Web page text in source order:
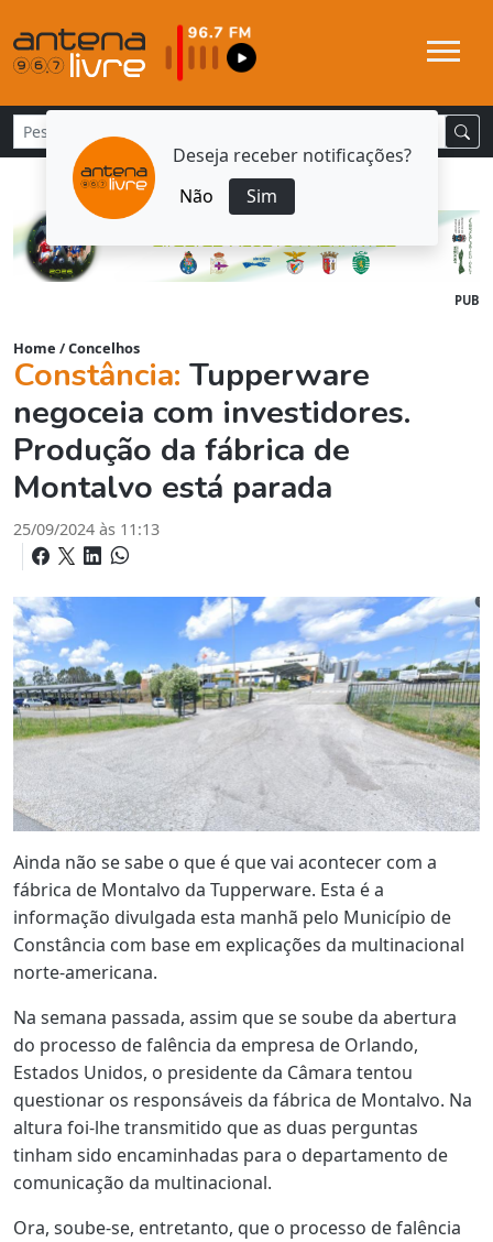
Deseja receber notificações?
Não
Sim
PUB
Home /Concelhos
Constância: Tupperware
negoceia com investidores.
Produção da fábrica de
Montalvo está parada
25/09/2024 às 11:13
Ainda não se sabe o que é que vai acontecer com a
fábrica de Montalvo da Tupperware. Esta é a
informação divulgada esta manhã pelo Município de
Constância com base em explicações da multinacional
norte-americana.
Na semana passada, assim que se soube da abertura
do processo de falência da empresa de Orlando,
Estados Unidos, o presidente da Câmara tentou
questionar os responsáveis da fábrica de Montalvo. Na
altura foi-lhe transmitido que as duas perguntas
tinham sido encaminhadas para o departamento de
comunicação da multinacional.
Ora, soube-se, entretanto, que o processo de falência